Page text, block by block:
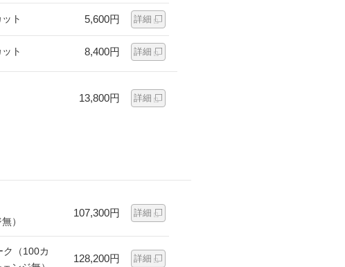
ト 5,600円 詳細
ト 8,400円 詳細
13,800円 詳細
）
107,300円 詳細
ク（100カ
128,200円 詳細